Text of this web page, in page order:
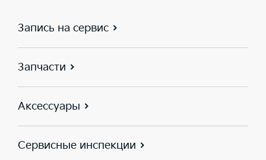
Запись на сервис
Запчасти
Аксессуары
Сервисные инспекции